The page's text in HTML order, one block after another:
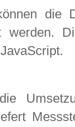
die
werden.